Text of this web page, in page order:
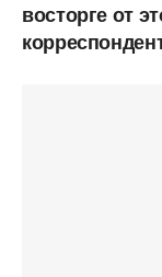
восторге от